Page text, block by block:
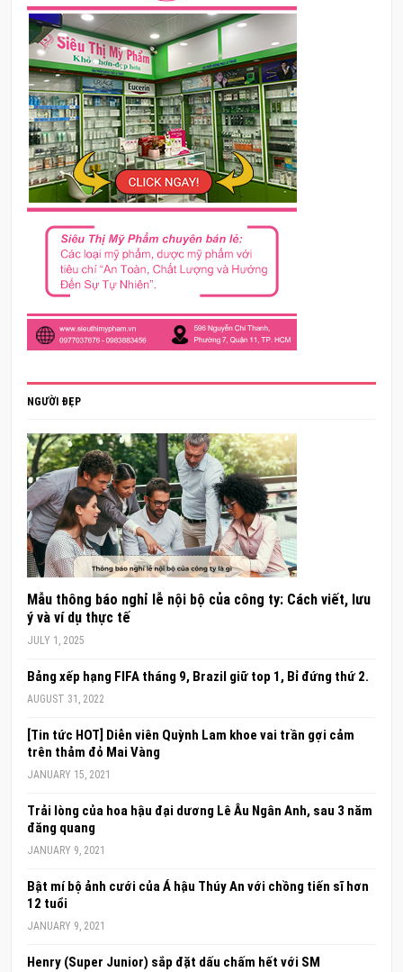
NGƯỜI ĐẸP
Mẫu thông báo nghỉ lễ nội bộ của công ty: Cách viết, lưu
ý và ví dụ thực tế
JULY 1, 2025
Bảng xếp hạng FIFA tháng 9, Brazil giữ top 1, Bỉ đứng thứ 2.
AUGUST 31, 2022
[Tin tức HOT] Diễn viên Quỳnh Lam khoe vai trần gợi cảm
trên thảm đỏ Mai Vàng
JANUARY 15, 2021
Trải lòng của hoa hậu đại dương Lê Âu Ngân Anh, sau 3 năm
đăng quang
JANUARY 9, 2021
Bật mí bộ ảnh cưới của Á hậu Thúy An với chồng tiến sĩ hơn
12 tuổi
JANUARY 9, 2021
Henry (Super Junior) sắp đặt dấu chấm hết với SM